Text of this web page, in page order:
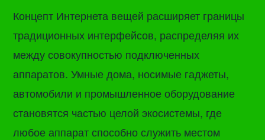
Концепт Интернета вещей расширяет границы
традиционных интерфейсов, распределяя их
между совокупностью подключенных
аппаратов. Умные дома, носимые гаджеты,
автомобили и промышленное оборудование
становятся частью целой экосистемы, где
любое аппарат способно служить местом